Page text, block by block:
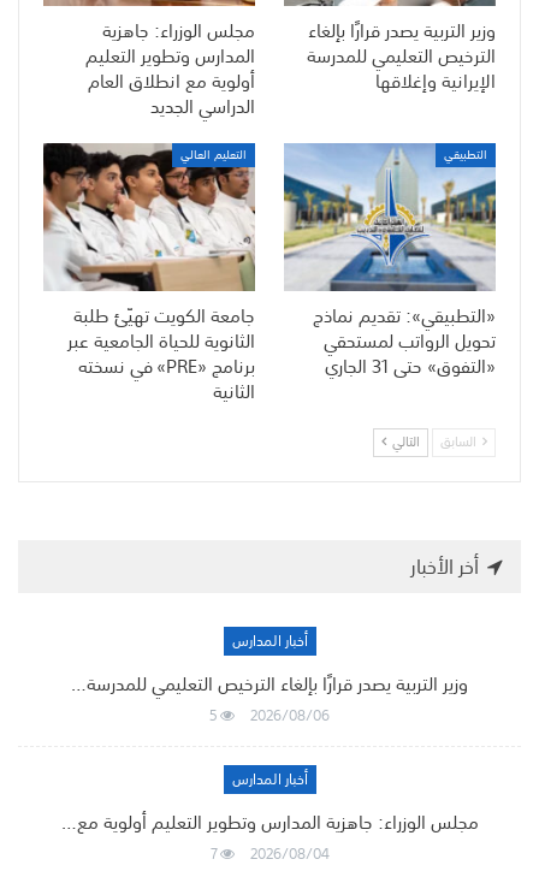
وزير التربية يصدر قرارًا بإلغاء
الترخيص التعليمي للمدرسة
الإيرانية وإغلاقها
مجلس الوزراء: جاهزية
المدارس وتطوير التعليم
أولوية مع انطلاق العام
الدراسي الجديد
التطبيقي
«التطبيقي»: تقديم نماذج
تحويل الرواتب لمستحقي
«التفوق» حتى 31 الجاري
التعليم العالي
جامعة الكويت تهيّئ طلبة
الثانوية للحياة الجامعية عبر
برنامج «PRE» في نسخته
الثانية
السابق التالي
أخر الأخبار
أخبار المدارس
وزير التربية يصدر قرارًا بإلغاء الترخيص التعليمي للمدرسة…
2026/08/06
5
أخبار المدارس
مجلس الوزراء: جاهزية المدارس وتطوير التعليم أولوية مع…
2026/08/04
7